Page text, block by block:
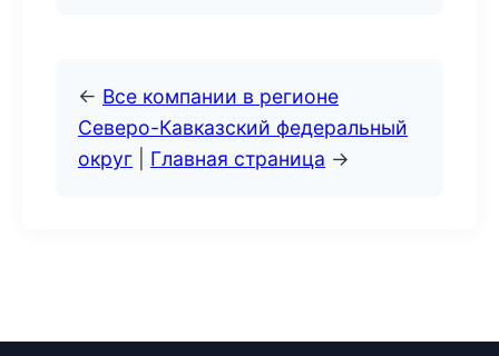
← Все компании в регионе
Северо-Кавказский федеральный
округ
Главная страница →